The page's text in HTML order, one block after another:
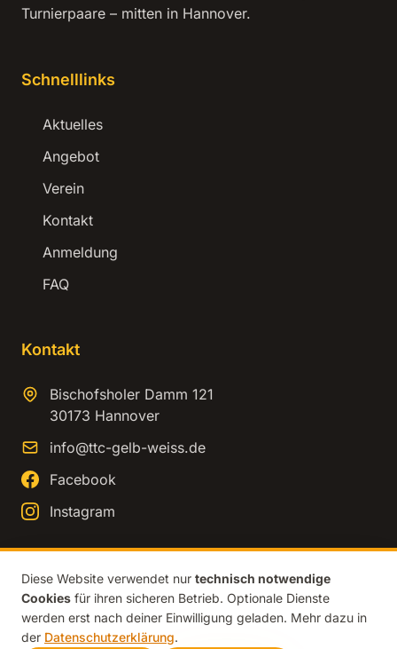
Turnierpaare – mitten in Hannover.
Schnelllinks
Aktuelles
Angebot
Verein
Kontakt
Anmeldung
FAQ
Kontakt
Bischofsholer Damm 121
30173 Hannover
info@ttc-gelb-weiss.de
Facebook
Instagram
© 2026 TTC Gelb-Weiss Hannover. Alle Rechte vorbehalten.
Impressum
Diese Website verwendet nur technisch notwendige
Cookies für ihren sicheren Betrieb. Optionale Dienste
werden erst nach deiner Einwilligung geladen. Mehr dazu in
der Datenschutzerklärung.